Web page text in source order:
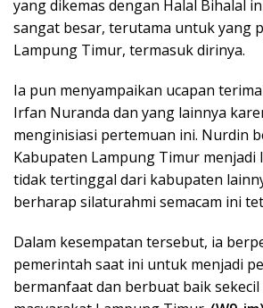
yang dikemas dengan Halal Bihalal
sangat besar, terutama untuk yang
Lampung Timur, termasuk dirinya.
Ia pun menyampaikan ucapan
Irfan Nuranda dan yang lainnya
menginisiasi pertemuan ini. Nurdin
Kabupaten Lampung Timur menjadi
tidak tertinggal dari kabupaten
berharap silaturahmi semacam ini
Dalam kesempatan tersebut, ia
pemerintah saat ini untuk menjadi
bermanfaat dan berbuat baik